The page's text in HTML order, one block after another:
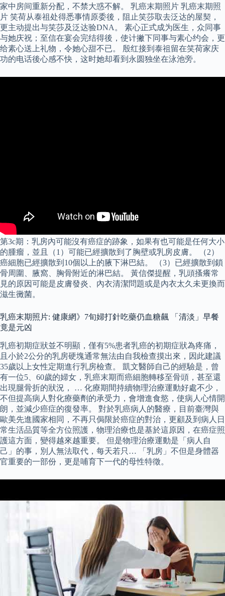
家中房间重新分配，不禁大惑不解。 乳癌末期照片 乳癌末期照
片 笑荷从泰祖处得悉事情原委後，阻止笑莎取去泛达的屋契，
更主动提出与笑莎及泛达验DNA。 素心正式成为医生，众同事
与她庆祝；至信在宴会完结得後，使计撇下同事与素心约会，更
给素心送上礼物，令她心甜不已。 殷红接到泰祖留在笑荷家庆
功的电话後心感不快，这时她却看到永圆独坐在泳池旁。
第3c期：乳房內可能沒有癌症的跡象，如果有也可能是任何大小
的腫瘤，並且（1）可能已經擴散到了胸壁或乳房皮膚。 （2）
癌細胞已經擴散到10個以上的腋下淋巴結。 （3）已經擴散到鎖
骨周圍、腋窩、胸骨附近的淋巴結。 黃信傑提醒，乳頭搔癢常
見的原因可能是皮膚發炎、內衣清潔問題或是內衣太久未更換而
滋生黴菌。
乳癌末期照片: 健康網》7旬婦打針吃藥仍血糖飆 「清淡」早餐
竟是元凶
乳癌初期症狀並不明顯，僅有5%患者乳癌的初期症狀為疼痛，
且小於2公分的乳房硬塊通常無法由自我檢查摸出來，因此建議
35歲以上女性定期進行乳房檢查。 凱文醫師自己的經驗是，曾
有一位5、60歲的婦女，乳癌末期而癌細胞轉移至骨頭，甚至還
出現腿骨折的狀況， … 化療期間持續物理治療運動好處不少，
不但提高病人對化療藥劑的承受力，會增進食慾，使病人心情開
朗，並減少癌症的復發率。 對於乳癌病人的醫療，目前臺灣與
歐美先進國家相同，不再只侷限於癌症的對治，更顧及到病人日
常生活品質等全方位照護，物理治療也是基於這原因，在癌症照
護這方面，變得越來越重要。 但是物理治療運動是「病人自
己」的事，別人無法取代，每天若只… 「乳房」不但是身體器
官重要的一部份，更是哺育下一代的母性特徵。